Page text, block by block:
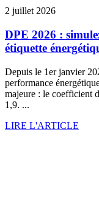
2 juillet 2026
DPE 2026 :
étiquette
Depuis le 1er janvier
performance
majeure : le coefficient
1,9. ...
LIRE L'ARTICLE